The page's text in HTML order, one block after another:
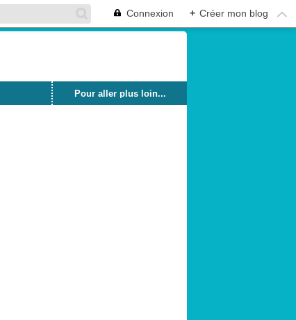
Connexion + Créer mon blog
Pour aller plus loin...